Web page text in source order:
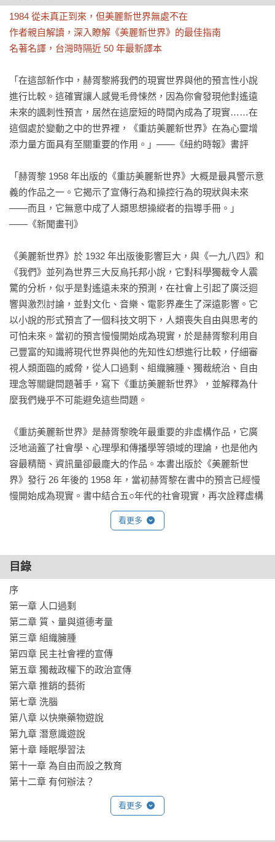
1984 從未真正到來，但美麗新世界無處不在
作者親自解讀，深入瞭解《美麗新世界》的最佳指南
名著名譯，台灣時隔近 50 年最新譯本
「在這部新作中，赫胥黎將我們的現實世界與他的預言性小說
進行比較。這確實讓人感覺毛骨悚然，因為你會發現他對遙遠
未來的諷刺性預言，居然在這麼短的時間內成為了現實……在
這個處於變動之中的世界裡，《重訪美麗新世界》在為心靈增
添力量方面具有至關重要的作用。」――《紐約時報》書評
「赫胥黎 1958 年出版的《重訪美麗新世界》大概是最具警示意
義的作品之一。它揭示了宣傳行為和操控行為的現狀與未來
――而且，它無意中成了人類思想操縱者的指導手冊。」
――《新聞畫刊》
《美麗新世界》於 1932 年出版後影響巨大，與《一九八四》和
《我們》並列為世界三大反烏托邦小說，它對科學獨裁令人震
驚的分析，似乎是對遙遠未來的預測，在社會上引起了廣泛迴
響與激烈討論，並對文化、音樂、電影界產生了深遠影響。它
以小說的形式預言了一個科技文明下，人類喪失自由與思考的
可怕未來。當初的預言慢慢開始成為現實，於是赫胥黎利用自
己豐富的知識將現代世界與他的先知性幻想進行比較，仔細審
視人類面臨的威脅，從人口過剩、組織臃腫、獨裁統治、自由
理念等關鍵問題著手，寫下《重訪美麗新世界》，並解釋為什
麼我們幾乎不可能避免這些問題。
《重訪美麗新世界》是赫胥黎晚年最重要的非虛構作品，它廣
泛地涵蓋了社會學、心理學和傳播學等領域的理論，也是他內
容最精簡、資訊量卻最龐大的作品。本書出版於《美麗新世
界》發行 26 年後的 1958 年，當初赫胥黎在書中的預言已經慢
慢開始成為現實。書中結合五○年代的社會現實，再次詮釋虛構
的「新世界」，反映科技文明對現實社會的影響，提出人類該
何去何從的課題。書中對二戰後人類社會的命運進行了精彩絕
己的經典反烏托邦小說《美麗新世界》，和歐威爾的《1984》
赫胥黎告訴我們，極權統治的手段不一定是棍棒、警察和監
獄，也可能是物質滿足、精神藥物和無腦娛樂。在真正有效率
的極權國家裡，人們熱愛被奴役的感覺。如果說《美麗新世
界》描繪的是一幅極權烏托邦的景象，那麼《重訪美麗新世
界》要闡述的便是這些烏托邦的獨裁者，是如何實現他們對普
通人的奴役，它討論的是在新極權實現之前，有哪些統治手段
可以使對人的徹底奴役成為可能。《重訪美麗新世界》尖銳地
呼籲人類應該為自由而自我教育，以免為時已晚。
名人與國際媒體推薦
「透過《美麗新世界》，我們得以窺見一個由科技主宰的社會
將帶來的種種後果，這是一個極具警世意義的故事。」――阿
道斯．赫胥黎（Aldous Huxley） ，《美麗新世界》作者
看更多
目錄
序
第一章 人口過剩
第二章 質、量與道德考量
第三章 組織臃腫
第四章 民主社會裡的宣傳
第五章 獨裁政權下的政治宣傳
第六章 推銷的藝術
第七章 洗腦
第八章 以快樂藥物遊說
第九章 潛意識遊說
第十章 睡眠學習法
第十一章 為自由而設之教育
第十二章 有何辦法？
看更多